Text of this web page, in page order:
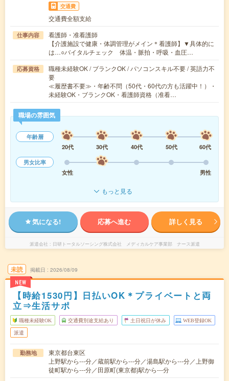
交通費
交通費全額支給
仕事内容
看護師・准看護師
【介護施設で健康・体調管理がメイン＊看護師】▼具体的に
は…○バイタルチェック 体温・脈拍・呼吸・血圧…
応募資格
職種未経験OK / ブランクOK / パソコンスキル不要 / 英語力不
要
≪履歴書不要≫・年齢不問（50代・60代の方も活躍中！）・
未経験OK・ブランクOK・看護師資格（准看…
職場の雰囲気
年齢層
20代
30代 40代 50代
60代
男女比率
女性
男性
もっと見る
気になる! 応募へ進む 詳しく見る
派遣会社 日研トータルソーシング株式会社 メディカルケア事業部 ナース派遣
未読
NEW
掲載日 2026/08/09
【時給1530円】日払いOK＊プライベートと両
立⇒生活サポ
職種未経験OK 交通費別途支給あり 土日祝日が休み WEB登録OK
派遣
勤務地
東京都台東区
上野駅から---分／蔵前駅から---分／湯島駅から---分／上野御
徒町駅から---分／田原町(東京都)駅から---分